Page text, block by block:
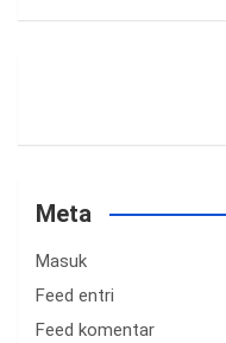
Meta
Masuk
Feed entri
Feed komentar